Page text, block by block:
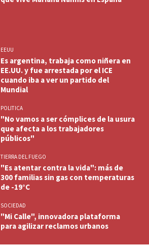
EEUU
Es argentina, trabaja como niñera en
EE.UU. y fue arrestada por el ICE
cuando iba a ver un partido del
Mundial
POLITICA
"No vamos a ser cómplices de la usura
que afecta a los trabajadores
públicos"
TIERRA DEL FUEGO
"Es atentar contra la vida": más de
300 familias sin gas con temperaturas
de -19°C
SOCIEDAD
"Mi Calle", innovadora plataforma
para agilizar reclamos urbanos